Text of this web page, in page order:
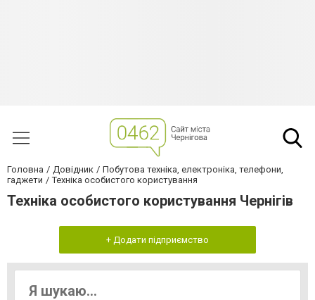
Головна Довідник
Побутова техніка, електроніка, телефони,
гаджети
Техніка особистого користування
Техніка особистого користування Чернігів
+ Додати підприємство